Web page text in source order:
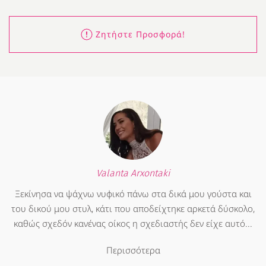
Ζητήστε Προσφορά!
Valanta Arxontaki
Ξεκίνησα να ψάχνω νυφικό πάνω στα δικά μου γούστα και
του δικού μου στυλ, κάτι που αποδείχτηκε αρκετά δύσκολο,
καθώς σχεδόν κανένας οίκος η σχεδιαστής δεν είχε αυτό...
Περισσότερα